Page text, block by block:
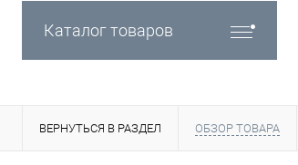
Каталог товаров
ВЕРНУТЬСЯ В РАЗДЕЛ ОБЗОР ТОВАРА